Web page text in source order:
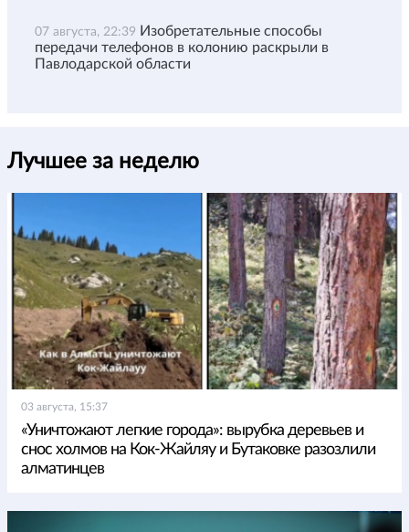
07 августа, 22:39 Изобретательные способы
передачи телефонов в колонию раскрыли в
Павлодарской области
Лучшее за неделю
03 августа, 15:37
«Уничтожают легкие города»: вырубка деревьев и
снос холмов на Кок-Жайляу и Бутаковке разозлили
алматинцев